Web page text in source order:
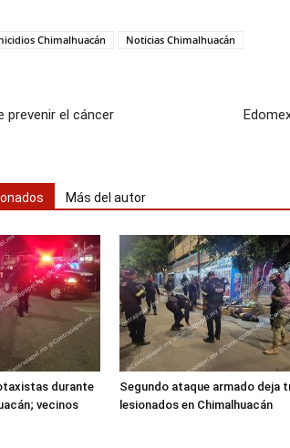
Chimalhuacán Noticias Chimalhuacán
prevenir el cáncer
Más del autor
durante
vecinos
Segundo ataque armado deja
lesionados en Chimalhuacán